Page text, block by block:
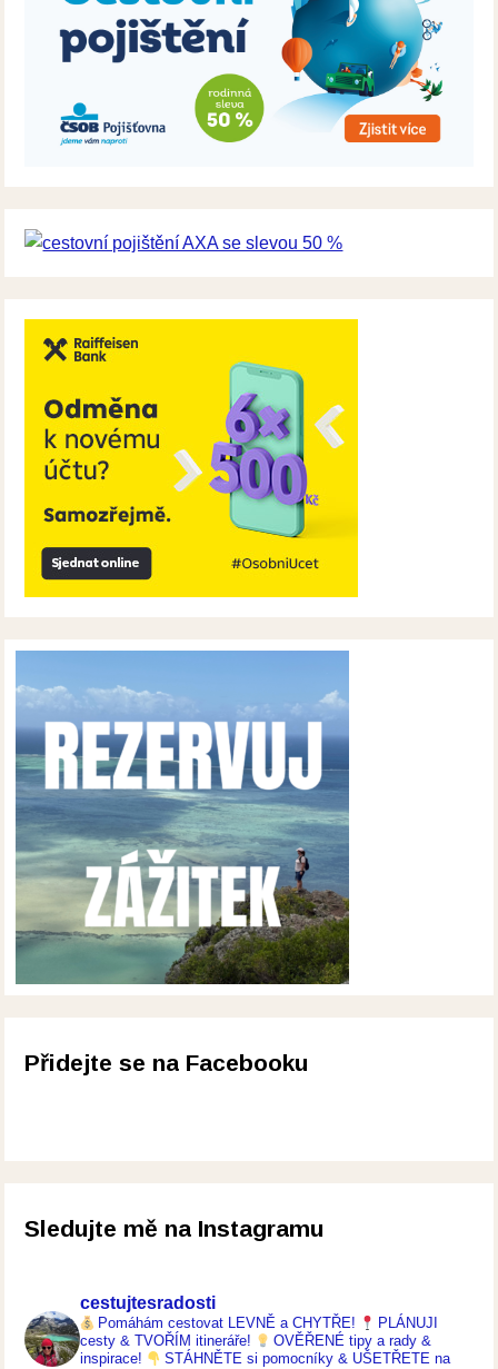
Přidejte se na Facebooku
Sledujte mě na Instagramu
cestujtesradosti
Pomáhám cestovat LEVNĚ a CHYTŘE!
PLÁNUJI
cesty & TVOŘÍM itineráře!
OVĚŘENÉ tipy a rady &
inspirace!
STÁHNĚTE si pomocníky & UŠETŘETE na